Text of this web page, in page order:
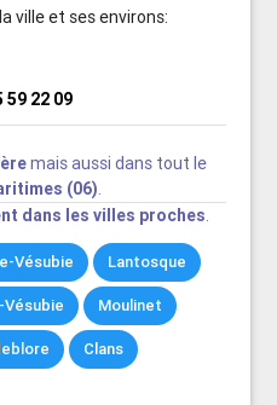
ville et ses environs:
59 22 09
mais aussi dans tout le
(06).
dans les villes proches.
Vésubie Lantosque
Moulinet
Clans